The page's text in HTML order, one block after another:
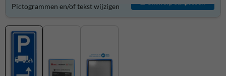
Pictogrammen en/of tekst wijzigen
Ontwerp aanpassen